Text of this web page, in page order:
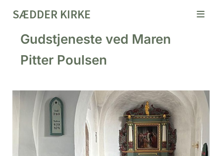
SÆDDER KIRKE
Gudstjeneste ved Maren
Pitter Poulsen